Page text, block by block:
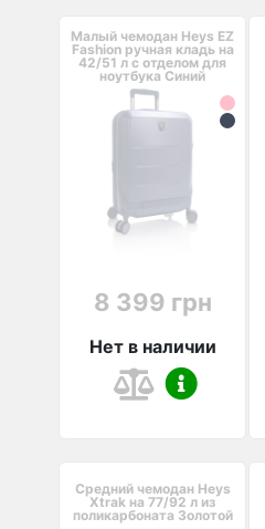
Малый чемодан Heys EZ
Fashion ручная кладь на
42/51 л с отделом для
ноутбука Синий
8 399 грн
Нет в наличии
Средний чемодан Heys
Xtrak на 77/92 л из
поликарбоната Золотой